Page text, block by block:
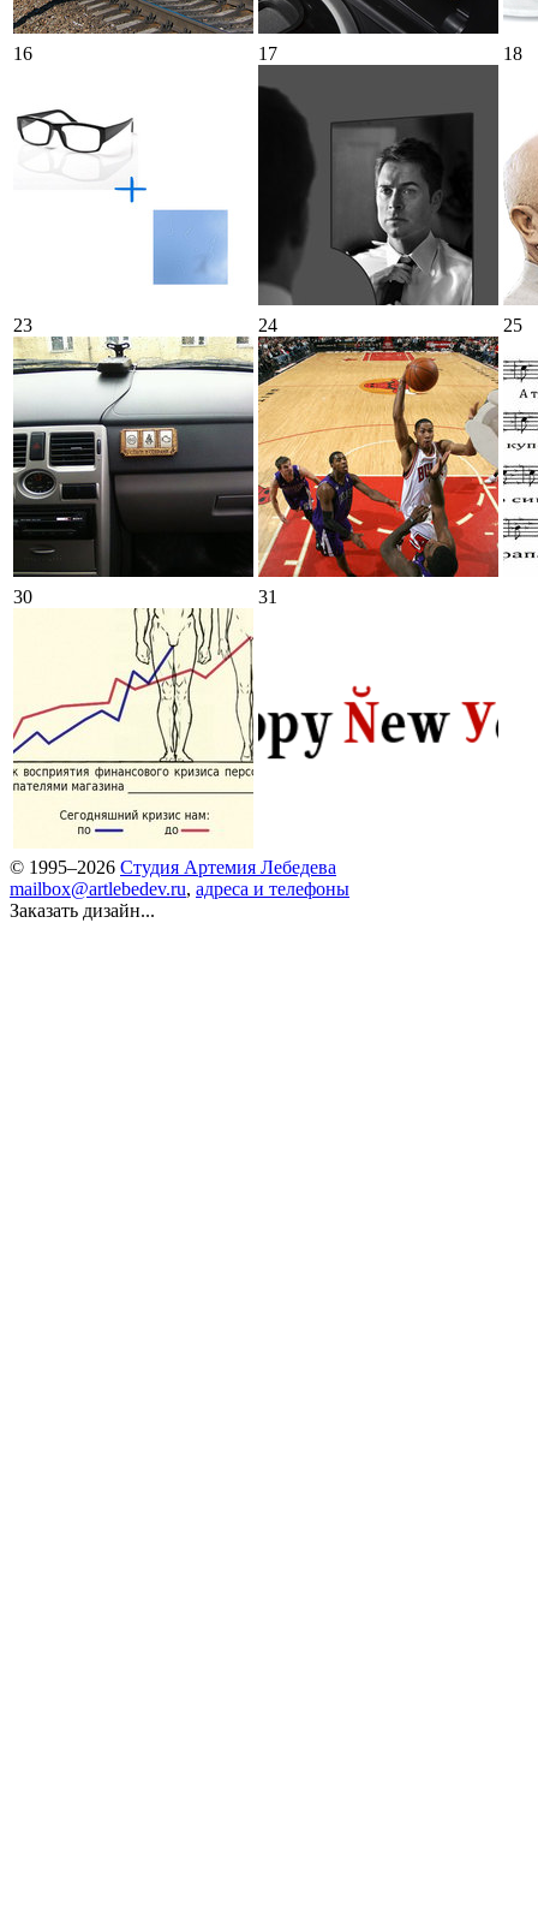
16 17 18
23 24 25
30 31
© 1995–2026 Студия Артемия Лебедева
mailbox@artlebedev.ru, адреса и телефоны
Заказать дизайн...